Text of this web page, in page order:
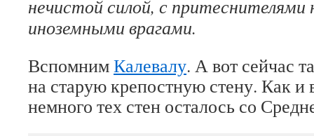
нечистой силой, с притеснителями
иноземными врагами.
ВспомнимКалевалу. А вот сейчас
на старую крепостную стену. Как и
немного тех стен осталось со